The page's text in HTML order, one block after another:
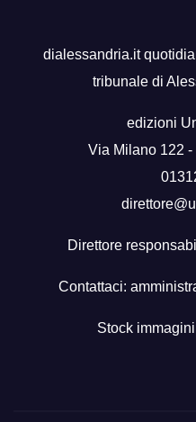
dialessandria.it
tribunale di
edizioni
Via Milano 122
Direttore
Contattaci:
Stock